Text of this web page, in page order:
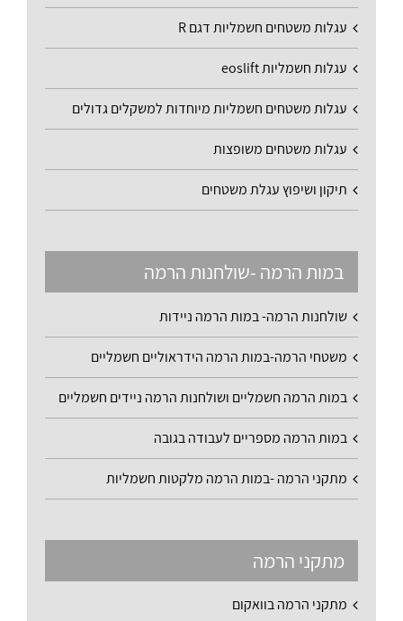
עגלות משטחים חשמליות דגם R
עגלות חשמליות eoslift
עגלות משטחים חשמליות מיוחדות למשקלים גדולים
עגלות משטחים משופצות
תיקון ושיפוץ עגלת משטחים
במות הרמה -שולחנות הרמה
שולחנות הרמה- במות הרמה ניידות
משטחי הרמה-במות הרמה הידראוליים חשמליים
במות הרמה חשמליים ושולחנות הרמה ניידים חשמליים
במות הרמה מספריים לעבודה בגובה
מתקני הרמה -במות הרמה מלקטות חשמליות
מתקני הרמה
מתקני הרמה בוואקום